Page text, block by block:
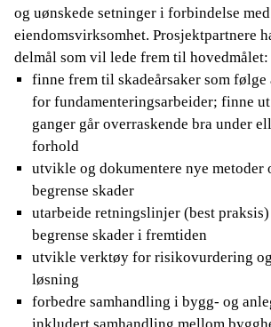
og uønskede setninger i forbindelse
eiendomsvirksomhet. Prosjektpartnere
delmål som vil lede frem til hovedmålet:
finne frem til skadeårsaker som
for fundamenteringsarbeider; finne
ganger går overraskende bra under
forhold
utvikle og dokumentere nye metoder
begrense skader
utarbeide retningslinjer (best
begrense skader i fremtiden
utvikle verktøy for risikovurdering
løsning
forbedre samhandling i bygg- og
inkludert samhandling mellom